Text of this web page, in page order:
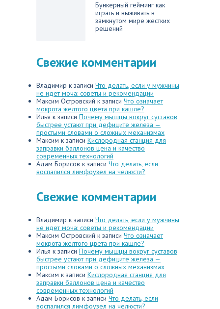
Бункерный гейминг как
играть и выживать в
замкнутом мире жестких
решений
Свежие комментарии
Владимир к записи Что делать, если у мужчины
не идет моча: советы и рекомендации
Максим Островский к записи Что означает
мокрота желтого цвета при кашле?
Илья к записи Почему мышцы вокруг суставов
быстрее устают при дефиците железа —
простыми словами о сложных механизмах
Максим к записи Кислородная станция для
заправки баллонов цена и качество
современных технологий
Адам Борисов к записи Что делать, если
воспалился лимфоузел на челюсти?
Свежие комментарии
Владимир к записи Что делать, если у мужчины
не идет моча: советы и рекомендации
Максим Островский к записи Что означает
мокрота желтого цвета при кашле?
Илья к записи Почему мышцы вокруг суставов
быстрее устают при дефиците железа —
простыми словами о сложных механизмах
Максим к записи Кислородная станция для
заправки баллонов цена и качество
современных технологий
Адам Борисов к записи Что делать, если
воспалился лимфоузел на челюсти?